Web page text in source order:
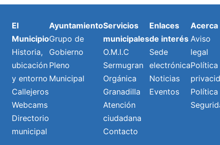
PROYECTO
PIALTE
DE
DE
LA
El
Municipio
Historia,
ubicación
y entorno
Callejeros
Webcams
Directorio
municipal
Ayuntamiento
Grupo de
Gobierno
Pleno
Municipal
Servicios
municipales
O.M.I.C
Sermugran
Orgánica
Granadilla
Atención
ciudadana
Contacto
Enlaces
de interés
Sede
electrónica
Noticias
Eventos
Acerca
Aviso
legal
Política
Política